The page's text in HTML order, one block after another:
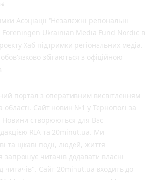
Асоціації “Незалежні регіональні
Foreningen Ukrainian Media Fund Nordic в
Хаб підтримки регіональних медіа.
збігаються з офіційною
портал з оперативним висвітленням
області. Сайт новин №1 у Тернополі за
Новини створюються для Вас
RIA та 20minut.ua. Ми
та цікаві події, людей, життя
запрошує читачів додавати власні
читачів". Сайт 20minut.ua входить до